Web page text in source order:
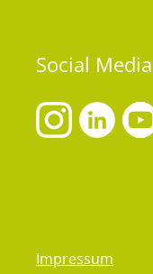
Social Media
Impressum